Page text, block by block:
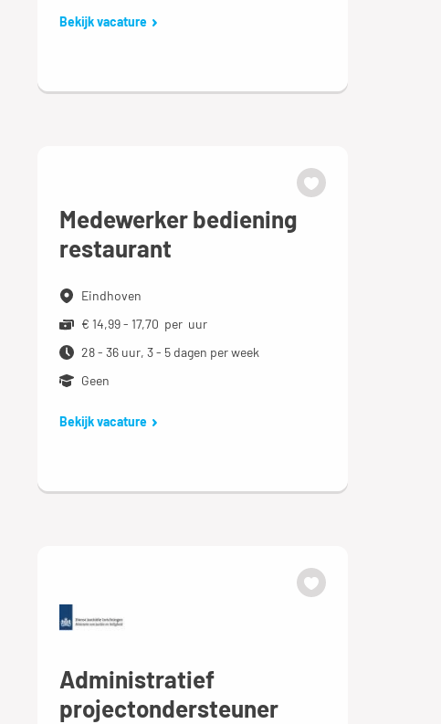
Bekijk vacature
Medewerker bediening
restaurant
Eindhoven
€ 14,99 - 17,70 per uur
28 - 36 uur, 3 - 5 dagen per week
Geen
Bekijk vacature
Administratief
projectondersteuner